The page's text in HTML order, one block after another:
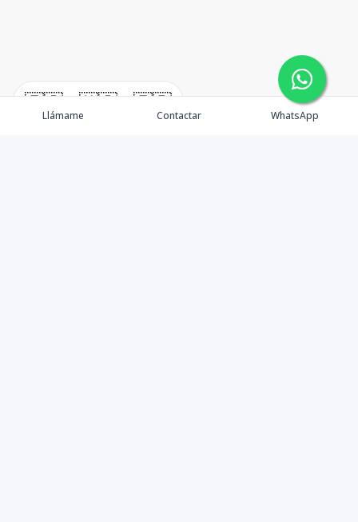
🇪🇸 🇺🇸 🇫🇷
Llámame Contactar WhatsApp